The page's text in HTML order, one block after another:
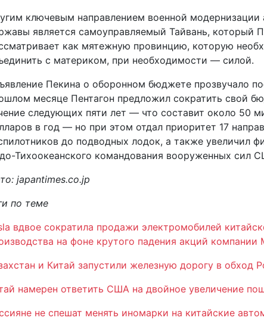
ключевым направлением военной модернизации
является самоуправляемый Тайвань, который
как мятежную провинцию, которую
с материком, при необходимости — силой.
Пекина о оборонном бюджете прозвучало
месяце Пентагон предложил сократить свой
следующих пяти лет — что составит около 50
в год — но при этом отдал приоритет 17
до подводных лодок, а также увеличил
Тихоокеанского командования вооруженных сил
japantimes.co.jp
по теме
вдвое сократила продажи электромобилей
на фоне крутого падения акций компании
и Китай запустили железную дорогу в обход
намерен ответить США на двойное увеличение
не спешат менять иномарки на китайские